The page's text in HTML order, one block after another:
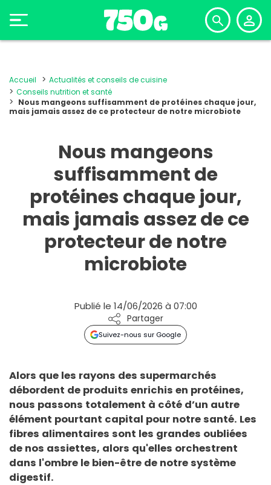
Accueil
Actualités et conseils de cuisine
Conseils nutrition et santé
Nous mangeons suffisamment de protéines chaque jour,
mais jamais assez de ce protecteur de notre microbiote
Nous mangeons
suffisamment de
protéines chaque jour,
mais jamais assez de ce
protecteur de notre
microbiote
Publié le 14/06/2026 à 07:00
Partager
Suivez-nous sur Google
Alors que les rayons des supermarchés
débordent de produits enrichis en protéines,
nous passons totalement à côté d’un autre
élément pourtant capital pour notre santé. Les
fibres alimentaires sont les grandes oubliées
de nos assiettes, alors qu'elles orchestrent
dans l'ombre le bien-être de notre système
digestif.